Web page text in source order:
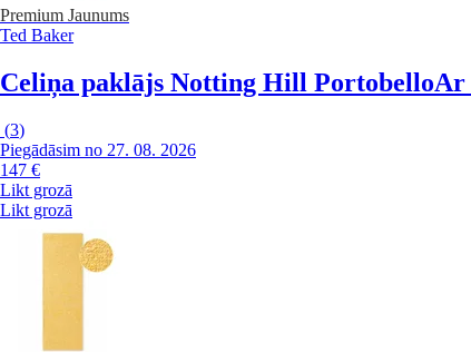
Premium Jaunums
Ted Baker
Celiņa paklājs Notting Hill PortobelloAr
(3)
Piegādāsim no 27. 08. 2026
147 €
Likt grozā
Likt grozā